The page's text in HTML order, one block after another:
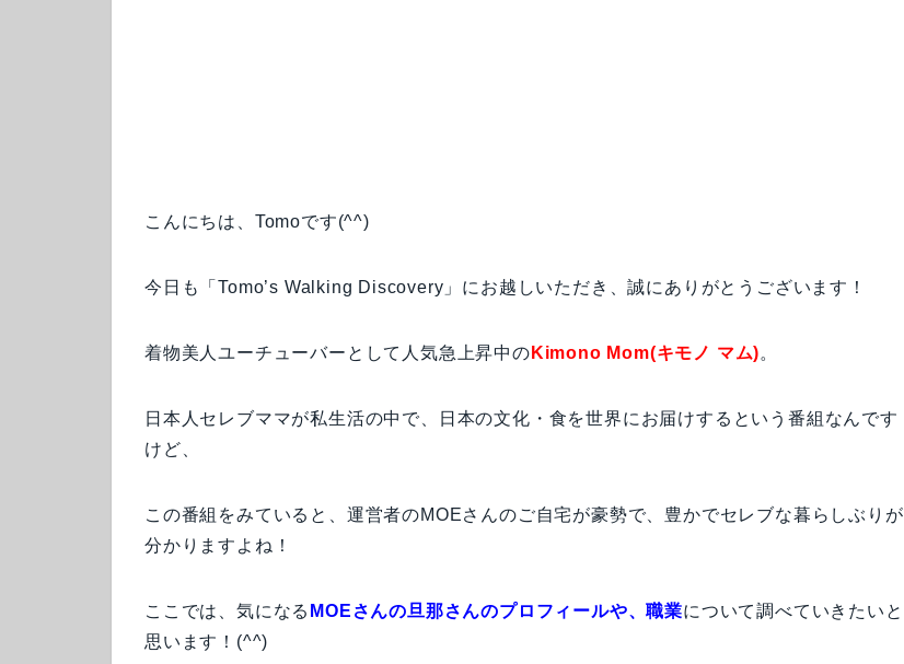
こんにちは、Tomoです(^^)
今日も「Tomo’s Walking Discovery」にお越しいただき、誠にありがとうございます！
着物美人ユーチューバーとして人気急上昇中の Kimono Mom(キモノ マム)。
日本人セレブママが私生活の中で、日本の文化・食を世界にお届けするという番組なんです
けど、
この番組をみていると、運営者のMOEさんのご自宅が豪勢で、豊かでセレブな暮らしぶりが
分かりますよね！
ここでは、気になる MOEさんの旦那さんのプロフィールや、職業について調べていきたいと
思います！(^^)